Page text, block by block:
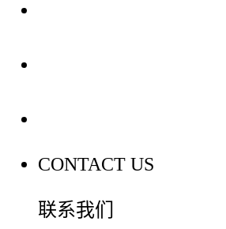
CONTACT US
联系我们